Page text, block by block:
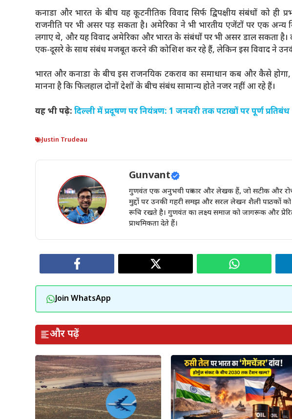
कनाडा और भारत के बीच यह कूटनीतिक विवाद सिर्फ द्विपक्षीय संबंधों को ही
राजनीति पर भी असर पड़ सकता है। अमेरिका ने भी भारतीय एजेंटों पर एक
लगाए थे, और यह विवाद अमेरिका और भारत के संबंधों पर भी असर डाल सकता है।
एक-दूसरे के साथ संबंध मजबूत करने की कोशिश कर रहे हैं, लेकिन इस विवाद ने
भारत और कनाडा के बीच इस राजनयिक टकराव का समाधान कब और कैसे होगा,
मानना है कि फिलहाल दोनों देशों के बीच संबंध सामान्य होते नजर नहीं आ रहे हैं।
यह भी पढ़े: दिल्ली में प्रदूषण पर नियंत्रण: 1 जनवरी तक पटाखों पर पूर्ण प्रतिबंध
Justin Trudeau
Gunvant
गुणवंत एक अनुभवी पत्रकार और लेखक हैं, जो सटीक और
मुद्दों पर उनकी गहरी समझ और सरल लेखन शैली पाठकों को
रूचि रखते है। गुणवंत का लक्ष्य समाज को जागरूक और
प्राथमिकता देते हैं।
Join WhatsApp
और पढ़ें